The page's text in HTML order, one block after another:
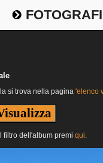
si trova nella pagina 'elenco
filtro dell'album premi qui.